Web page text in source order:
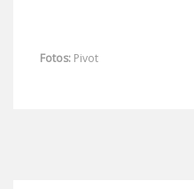
Fotos: Pivot